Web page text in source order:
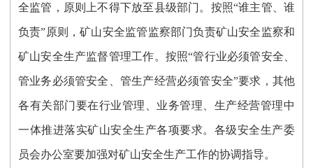
全监管，原则上不得下放至县级部门。按照“谁主管、谁
负责”原则，矿山安全监管监察部门负责矿山安全监察和
矿山安全生产监督管理工作。按照“管行业必须管安全、
管业务必须管安全、管生产经营必须管安全”要求，其他
各有关部门要在行业管理、业务管理、生产经营管理中
一体推进落实矿山安全生产各项要求。各级安全生产委
员会办公室要加强对矿山安全生产工作的协调指导。